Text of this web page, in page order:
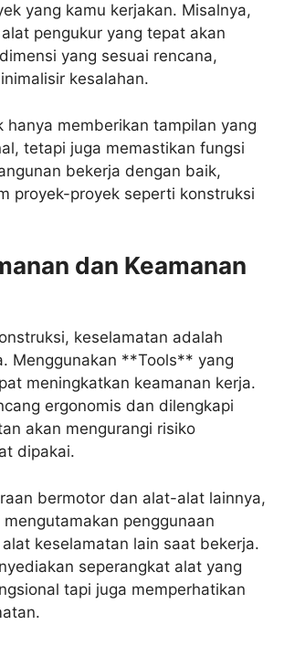
yang kamu kerjakan. Misalnya,
pengukur yang tepat akan
yang sesuai rencana,
kesalahan.
hanya memberikan tampilan yang
tetapi juga memastikan fungsi
bekerja dengan baik,
proyek-proyek seperti konstruksi
dan Keamanan
keselamatan adalah
Menggunakan **Tools** yang
meningkatkan keamanan kerja.
ergonomis dan dilengkapi
akan mengurangi risiko
dipakai.
bermotor dan alat-alat lainnya,
penggunaan
keselamatan lain saat bekerja.
seperangkat alat yang
tapi juga memperhatikan